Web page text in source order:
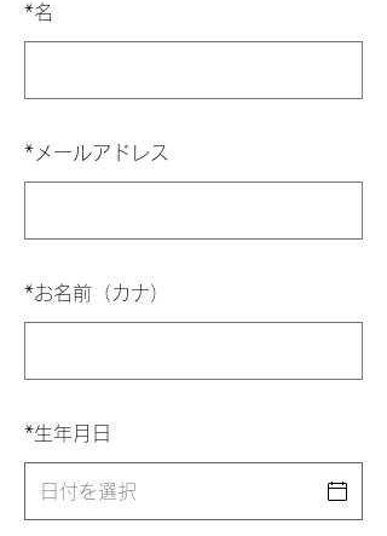
*名
* メールアドレス
*お名前（カナ）
*生年月日